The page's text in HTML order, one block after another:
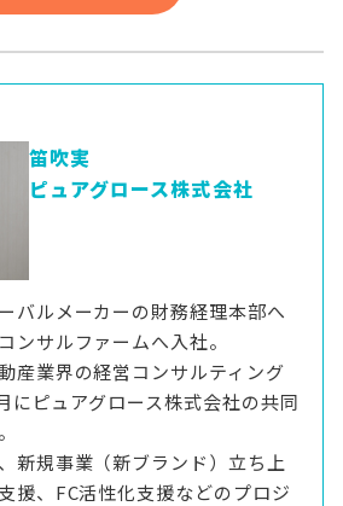
笛吹実
ピュアグロース株式会社
バルメーカーの財務経理本部へ
ンサルファームへ入社。
産業界の経営コンサルティング
にピュアグロース株式会社の共同
新規事業（新ブランド）立ち上
援、FC活性化支援などのプロジ